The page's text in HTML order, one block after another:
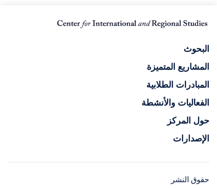
البحوث
المشاريع المتميزة
المبادرات الطلابية
الفعاليات والأنشطة
حول المركز
الإصدارات
حقوق النشر